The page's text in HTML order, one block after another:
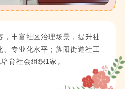
，丰富社区治理场景，提升社
、专业化水平；旌阳街道社工
育社会组织1家。